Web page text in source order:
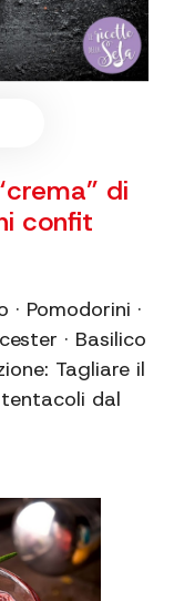
di
confit
Pomodorini ·
· Basilico
Tagliare il
dal